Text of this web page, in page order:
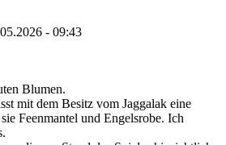
- 09:43
Blumen.
mit dem Besitz vom Jaggalak eine
Feenmantel und Engelsrobe. Ich